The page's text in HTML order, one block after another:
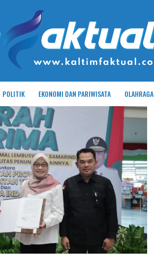
POLITIK EKONOMI DAN PARIWISATA OLAHRAGA